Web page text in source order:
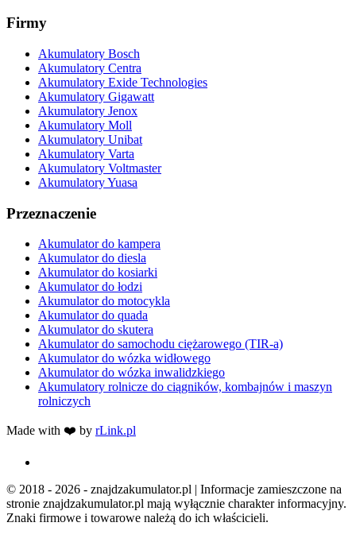
Firmy
Akumulatory Bosch
Akumulatory Centra
Akumulatory Exide Technologies
Akumulatory Gigawatt
Akumulatory Jenox
Akumulatory Moll
Akumulatory Unibat
Akumulatory Varta
Akumulatory Voltmaster
Akumulatory Yuasa
Przeznaczenie
Akumulator do kampera
Akumulator do diesla
Akumulator do kosiarki
Akumulator do łodzi
Akumulator do motocykla
Akumulator do quada
Akumulator do skutera
Akumulator do samochodu ciężarowego (TIR-a)
Akumulator do wózka widłowego
Akumulator do wózka inwalidzkiego
Akumulatory rolnicze do ciągników, kombajnów i maszyn
rolniczych
Made with ❤️ by rLink.pl
© 2018 - 2026 - znajdzakumulator.pl | Informacje zamieszczone na
stronie znajdzakumulator.pl mają wyłącznie charakter informacyjny.
Znaki firmowe i towarowe należą do ich właścicieli.